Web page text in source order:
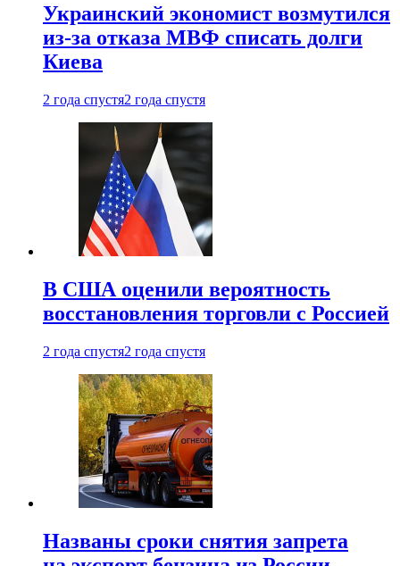
Украинский экономист возмутился
из-за отказа МВФ списать долги
Киева
2 года спустя2 года спустя
В США оценили вероятность
восстановления торговли с Россией
2 года спустя2 года спустя
Названы сроки снятия запрета